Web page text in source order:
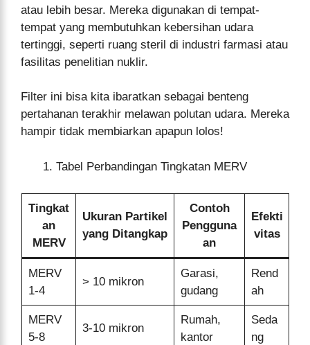
atau lebih besar. Mereka digunakan di tempat-
tempat yang membutuhkan kebersihan udara
tertinggi, seperti ruang steril di industri farmasi atau
fasilitas penelitian nuklir.
Filter ini bisa kita ibaratkan sebagai benteng
pertahanan terakhir melawan polutan udara. Mereka
hampir tidak membiarkan apapun lolos!
Tabel Perbandingan Tingkatan MERV
Tingkat
an
MERV
Ukuran Partikel
yang Ditangkap
Contoh
Pengguna
an
Efekti
vitas
MERV
1-4
> 10 mikron
Garasi,
gudang
Rend
ah
MERV
5-8
3-10 mikron
Rumah,
kantor
Seda
ng